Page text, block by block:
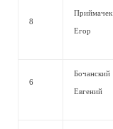
8
Приймачек
Егор
6
Бочанский
Евгений